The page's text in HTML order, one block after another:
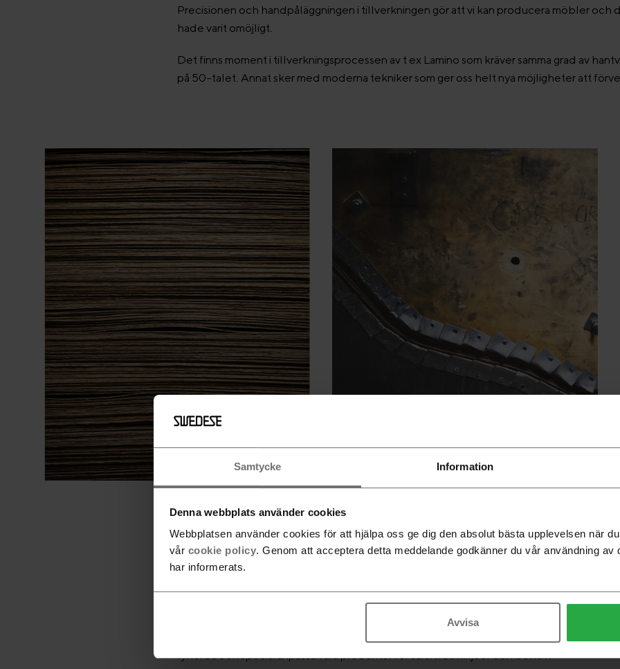
Samtycke Information
Denna webbplats använder cookies
Webbplatsen använder cookies för att hjälpa oss ge dig den absolut bästa upplevelsen när
vår cookie policy. Genom att acceptera detta meddelande godkänner du vår användning
har informerats.
Avvisa
Precisionen och handpåläggningen i tillverkningen gör att vi kan producera möbler och
hade varit omöjligt.
Det finns moment i tillverkningsprocessen av t ex Lamino som kräver samma grad av
på 50-talet. Annat sker med moderna tekniker som ger oss helt nya möjligheter att
Vår ena fabrik ligger i Vaggeryd, i anslutning till vårt huvudkontor, den andra i Äng utanför
möbler fram, i nära samarbete mellan produktutveckling och produktion. Med full
produkt, till varje moment i produktionen – kan vi ta oss an även avancerade utmaningar.
lyhörda och specialanpassa våra produkter för särskilda miljöer och behov.